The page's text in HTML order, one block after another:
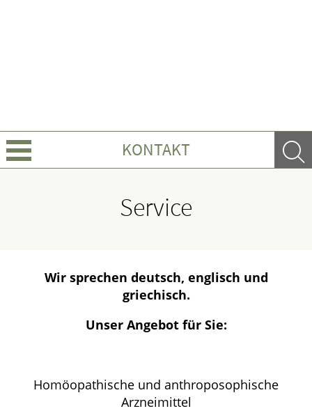
KONTAKT
Krankheiten & Therapie
ELTERN UND KIND
Service
Wir sprechen deutsch, englisch und
griechisch.
Unser Angebot für Sie:
Homöopathische und anthroposophische
Arzneimittel